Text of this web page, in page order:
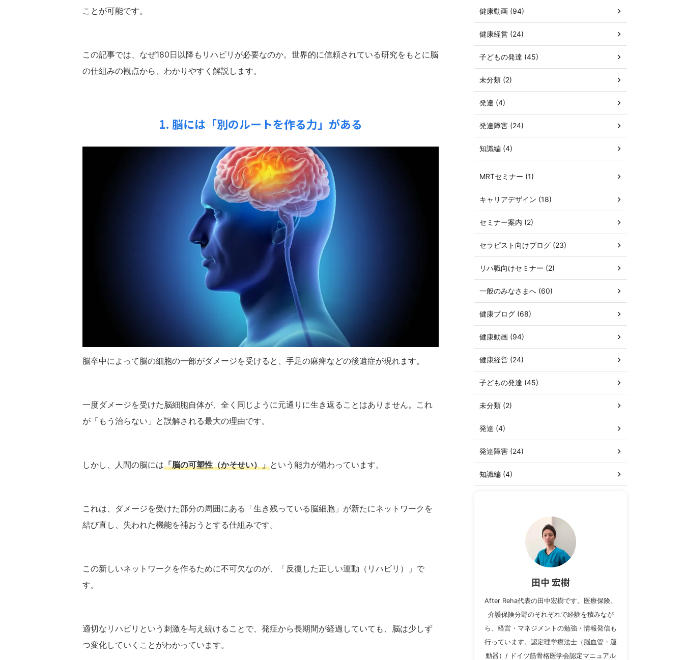
ことが可能です。
この記事では、なぜ180日以降もリハビリが必要なのか。世界的に信頼されている研究をもとに脳
の仕組みの観点から、わかりやすく解説します。
1. 脳には「別のルートを作る力」がある
脳卒中によって脳の細胞の一部がダメージを受けると、手足の麻痺などの後遺症が現れます。
一度ダメージを受けた脳細胞自体が、全く同じように元通りに生き返ることはありません。これ
が「もう治らない」と誤解される最大の理由です。
しかし、人間の脳には「脳の可塑性（かそせい）」という能力が備わっています。
これは、ダメージを受けた部分の周囲にある「生き残っている脳細胞」が新たにネットワークを
結び直し、失われた機能を補おうとする仕組みです。
この新しいネットワークを作るために不可欠なのが、「反復した正しい運動（リハビリ）」で
す。
適切なリハビリという刺激を与え続けることで、発症から長期間が経過していても、脳は少しず
つ変化していくことがわかっています。
健康動画 (94)
健康経営 (24)
子どもの発達 (45)
未分類 (2)
発達 (4)
発達障害 (24)
知識編 (4)
MRTセミナー (1)
キャリアデザイン (18)
セミナー案内 (2)
セラピスト向けブログ (23)
リハ職向けセミナー (2)
一般のみなさまへ (60)
健康ブログ (68)
健康動画 (94)
健康経営 (24)
子どもの発達 (45)
未分類 (2)
発達 (4)
発達障害 (24)
知識編 (4)
田中 宏樹
After Reha代表の田中宏樹です。医療保険、
介護保険分野のそれぞれで経験を積みなが
ら、経営・マネジメントの勉強・情報発信も
行っています。認定理学療法士（脳血管・運
動器）/ ドイツ筋骨格医学会認定マニュアル